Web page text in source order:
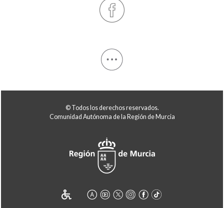
© Todos los derechos reservados.
Comunidad Autónoma de la Región de Murcia